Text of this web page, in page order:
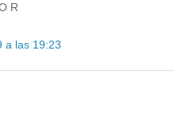
R
a las 19:23